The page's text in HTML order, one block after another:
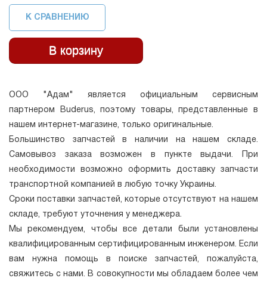
К СРАВНЕНИЮ
ООО "Адам" является официальным сервисным
партнером Buderus, поэтому товары, представленные в
нашем интернет-магазине, только оригинальные.
Большинство запчастей в наличии на нашем складе.
Самовывоз заказа возможен в пункте выдачи. При
необходимости возможно оформить доставку запчасти
транспортной компанией в любую точку Украины.
Сроки поставки запчастей, которые отсутствуют на нашем
складе, требуют уточнения у менеджера.
Мы рекомендуем, чтобы все детали были установлены
квалифицированным сертифицированным инженером. Если
вам нужна помощь в поиске запчастей, пожалуйста,
свяжитесь с нами. В совокупности мы обладаем более чем